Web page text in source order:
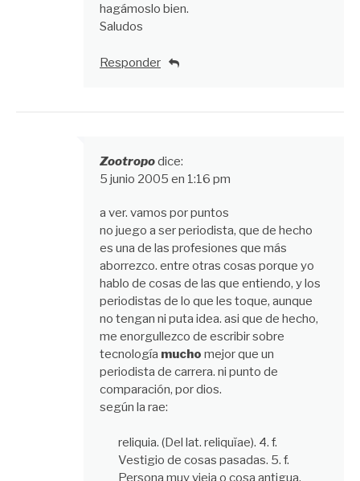
hagámoslo bien.
Saludos
Responder
Zootropodice:
5 junio 2005 en 1:16 pm
a ver. vamos por puntos
no juego a ser periodista, que de hecho
es una de las profesiones que más
aborrezco. entre otras cosas porque yo
hablo de cosas de las que entiendo, y los
periodistas de lo que les toque, aunque
no tengan ni puta idea. asi que de hecho,
me enorgullezco de escribir sobre
tecnología mucho mejor que un
periodista de carrera. ni punto de
comparación, por dios.
según la rae:
reliquia. (Del lat. reliquĭae). 4. f.
Vestigio de cosas pasadas. 5. f.
Persona muy vieja o cosa antigua.